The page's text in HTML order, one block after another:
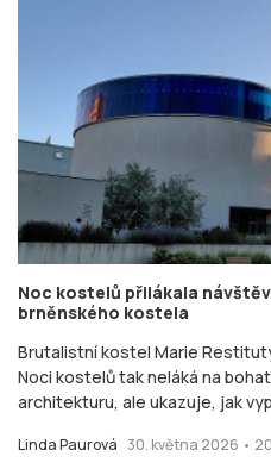
Noc kostelů přilákala
brněnského kostela
Brutalistní kostel Marie
Noci kostelů tak neláká na
architekturu, ale ukazuje, jak
Linda Paurová 30. května 2026 •